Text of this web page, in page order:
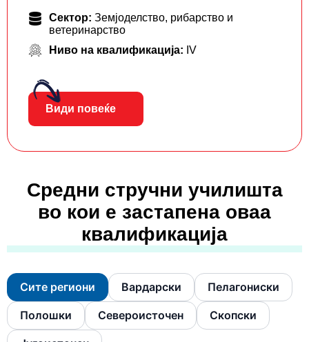
Сектор: Земјоделство, рибарство и
ветеринарство
Ниво на квалификација: IV
Види повеќе
Средни стручни училишта
во кои е застапена оваа
квалификација
Сите региони Вардарски Пелагониски
Полошки Североисточен Скопски